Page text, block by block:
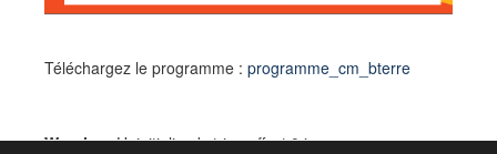
Téléchargez le programme : programme_cm_bterre
Warning: Uninitialized string offset 0 in